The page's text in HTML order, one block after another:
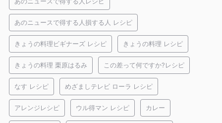
あのニュースで得する人損する人 レシピ
きょうの料理ビギナーズ レシピ きょうの料理 レシピ
きょうの料理 栗原はるみ この差って何ですか?レシピ
なす レシピ めざましテレビ ローラ レシピ
アレンジレシピ ウル得マン レシピ カレー